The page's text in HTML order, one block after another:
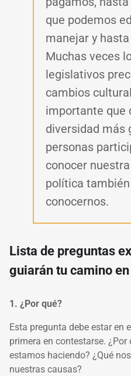
que podemos
manejar y
Muchas veces
legislativos
cambios
importante que
diversidad más
personas
conocer
política
conocernos.
Lista de preguntas
guiarán tu camino
1. ¿Por qué?
Esta pregunta debe estar en
primera en contestarse.
estamos haciendo? ¿Qué
nuestras causas?